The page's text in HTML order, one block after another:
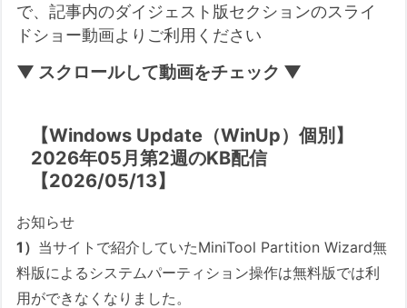
で、記事内のダイジェスト版セクションのスライ
ドショー動画よりご利用ください
▼ スクロールして動画をチェック ▼
【Windows Update（WinUp）個別】
2026年05月第2週のKB配信
【2026/05/13】
お知らせ
1） 当サイトで紹介していたMiniTool Partition Wizard無
料版によるシステムパーティション操作は無料版では利
用ができなくなりました。